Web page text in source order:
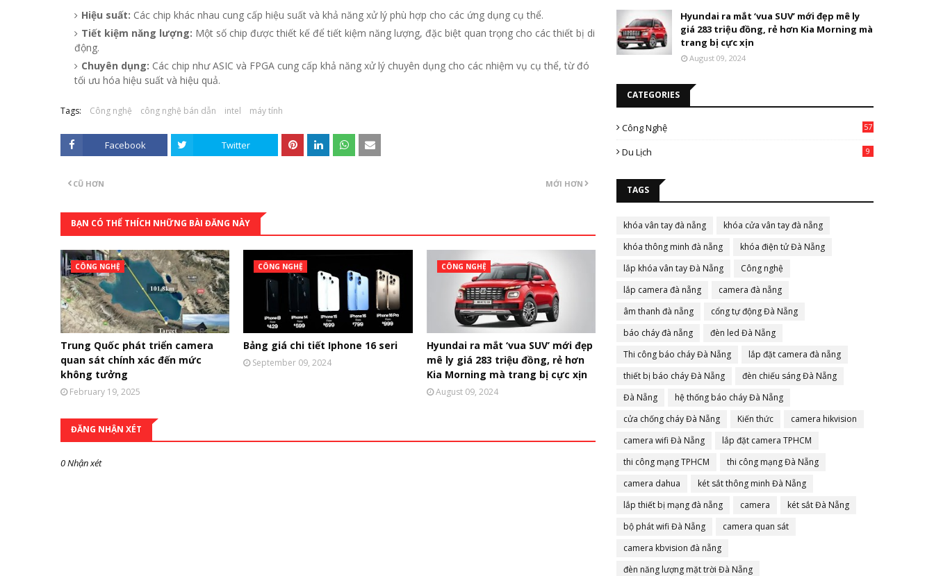
Hiệu suất: Các chip khác nhau cung cấp hiệu suất và khả năng xử lý phù hợp cho các ứng dụng cụ thể.
Tiết kiệm năng lượng: Một số chip được thiết kế để tiết kiệm năng lượng, đặc biệt quan trọng cho các thiết bị di
động.
Chuyên dụng: Các chip như ASIC và FPGA cung cấp khả năng xử lý chuyên dụng cho các nhiệm vụ cụ thể, từ đó
tối ưu hóa hiệu suất và hiệu quả.
Tags: Công nghệ công nghệ bán dẫn intel máy tính
Facebook Twitter
MỚI HƠN
CŨ HƠN
BẠN CÓ THỂ THÍCH NHỮNG BÀI ĐĂNG NÀY
CÔNG NGHỆ
Trung Quốc phát triển camera
quan sát chính xác đến mức
không tưởng
February 19, 2025
CÔNG NGHỆ
Bảng giá chi tiết Iphone 16 seri
September 09, 2024
CÔNG NGHỆ
Hyundai ra mắt ‘vua SUV’ mới đẹp
mê ly giá 283 triệu đồng, rẻ hơn
Kia Morning mà trang bị cực xịn
August 09, 2024
ĐĂNG NHẬN XÉT
0 Nhận xét
Hyundai ra mắt ‘vua SUV’ mới đẹp mê ly
giá 283 triệu đồng, rẻ hơn Kia Morning mà
trang bị cực xịn
August 09, 2024
CATEGORIES
Công Nghệ 57
Du Lịch 9
TAGS
khóa vân tay đà nẵng
khóa cửa vân tay đà nẵng
khóa thông minh đà nẵng
khóa điện tử Đà Nẵng
lắp khóa vân tay Đà Nẵng
Công nghệ
lắp camera đà nẵng
camera đà nẵng
âm thanh đà nẵng
cổng tự động Đà Nẵng
báo cháy đà nẵng
đèn led Đà Nẵng
Thi công báo cháy Đà Nẵng
lắp đặt camera đà nẵng
thiết bị báo cháy Đà Nẵng
đèn chiếu sáng Đà Nẵng
Đà Nẵng
hệ thống báo cháy Đà Nẵng
cửa chống cháy Đà Nẵng
Kiến thức
camera hikvision
camera wifi Đà Nẵng
lắp đặt camera TPHCM
thi công mạng TPHCM
thi công mạng Đà Nẵng
camera dahua
két sắt thông minh Đà Nẵng
lắp thiết bị mạng đà nẵng
camera
két sắt Đà Nẵng
bộ phát wifi Đà Nẵng
camera quan sát
camera kbvision đà nẵng
đèn năng lượng mặt trời Đà Nẵng